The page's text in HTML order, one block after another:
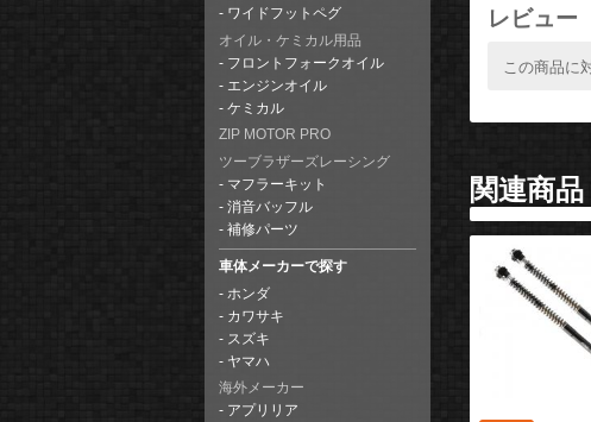
ワイドフットペグ
オイル・ケミカル用品
フロントフォークオイル
エンジンオイル
ケミカル
ZIP MOTOR PRO
ツーブラザーズレーシング
マフラーキット
消音バッフル
補修パーツ
車体メーカーで探す
ホンダ
カワサキ
スズキ
ヤマハ
海外メーカー
アプリリア
レビュー
この商品に
関連商品